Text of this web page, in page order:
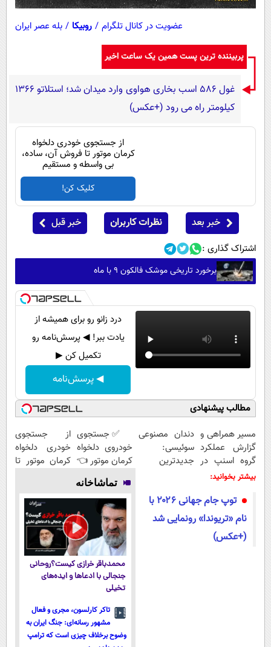
عضویت در کانال تلگرام / روبیکا / بله عصر ایران
پربیننده ترین پست همین یک ساعت اخیر
غول 586 اسب بخاری هواوی وارد میدان شد؛ استلاتو 1366
کیلومتر راه می رود (+عکس)
از جستجوی خودری دلخواه
کرمان موتور تا فروش آن، ساده،
بی واسطه و مستقیم
کلیک کن!
خبر بعد نظرات کاربران خبر قبل
اشتراک گذاری :
برخورد تاریخی موشک فالکون ۹ با ماه
درد زانو رو برای همیشه از
یادت ببر! ◀ پرسش‌نامه رو
تکمیل کن ▶
◀ پرسش‌نامه
مطالب پیشنهادی
Image failed to
load
مسیر همراهی و
گزارش عملکرد
گروه اسنپ در
۱۴۰۴
Image failed to
load
دندان مصنوعی
سوئیسی:
جدیدترین
پرداخت قسطی
Image failed to
load
✅ جستجوی
خودروی دلخواه
کرمان موتور 👈
فروش ساده،
بی واسطه و
مستقیم
Image failed to
load
از جستجوی
خودری دلخواه
کرمان موتور تا
واسطه و
مستقیم
بیشتر بخوانید:
توپ جام جهانی ۲۰۲۶ با
نام «تریوندا» رونمایی شد
(+عکس)
تماشاخانه
محمدباقر خرازی کیست؟روحانی
جنجالی با ادعاها و ایده‌های
تخیلی
تاکر کارلسون، مجری و فعال
مشهور رسانه‌ای: جنگ ایران به
وضوح برخلاف چیزی است که ترامپ